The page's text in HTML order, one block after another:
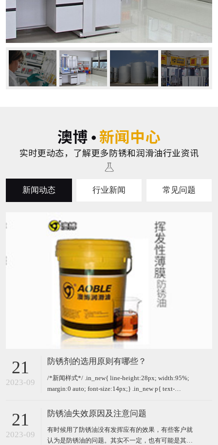
新闻动态 行业新闻 常见问题
21
2023-09
防锈剂的选用原则有哪些？
/*新闻样式*/ .in_new{ line-height:28px; width:95%;
margin:0 auto; font-size:14px;} .in_new p{ text-
级高效
21
2023-09
防锈油失效原因及注意问题
有时候用了防锈油没有发挥应有的效果，有些客户就
认为是防锈油的问题。其实不一定，也有可能是其他